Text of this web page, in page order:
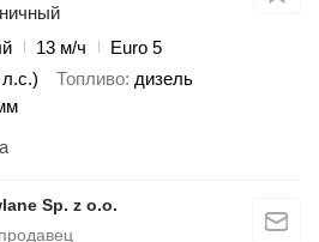
13 м/ч
Euro 5
Топливо дизель
Sp. z o.o.